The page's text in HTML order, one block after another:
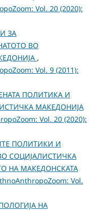
Vol. 20 (2020):
ЗА
ВО
,
Vol. 9 (2011):
ПОЛИТИКА И
МАКЕДОНИЈА
Vol. 20 (2020):
ПОЛИТИКИ И
СОЦИЈАЛИСТИЧКА
НА МАКЕДОНСКАТА
Vol.
НА